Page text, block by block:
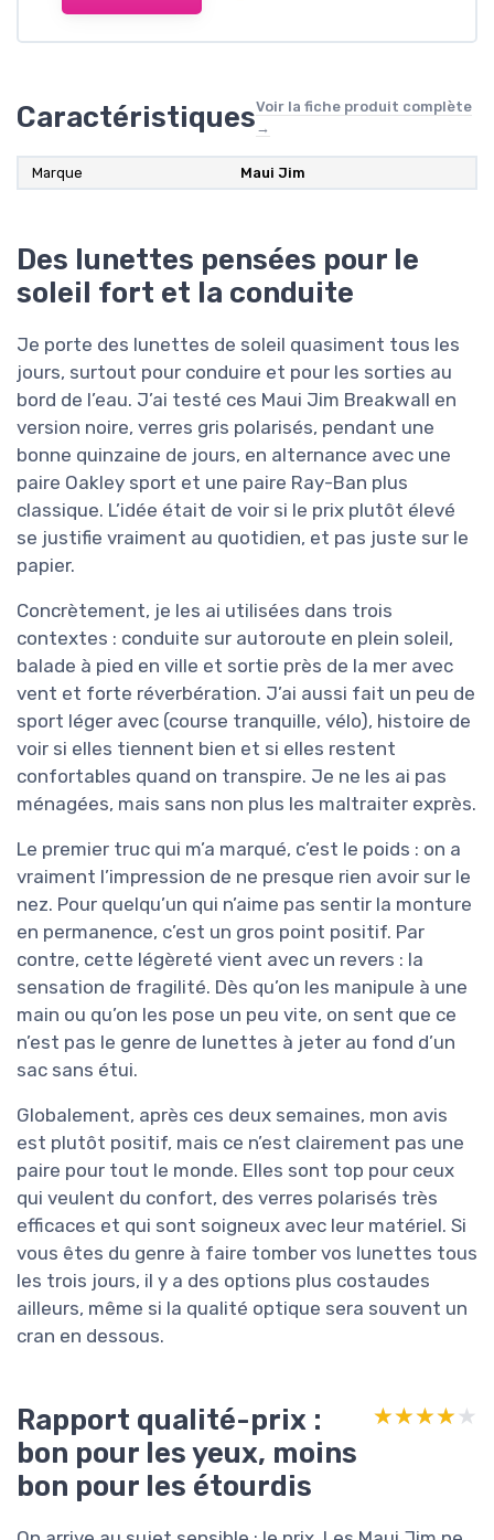
CaractéristiquesVoir la fiche produit complète
→
Marque Maui Jim
Des lunettes pensées pour le
soleil fort et la conduite
Je porte des lunettes de soleil quasiment tous les
jours, surtout pour conduire et pour les sorties au
bord de l’eau. J’ai testé ces Maui Jim Breakwall en
version noire, verres gris polarisés, pendant une
bonne quinzaine de jours, en alternance avec une
paire Oakley sport et une paire Ray-Ban plus
classique. L’idée était de voir si le prix plutôt élevé
se justifie vraiment au quotidien, et pas juste sur le
papier.
Concrètement, je les ai utilisées dans trois
contextes : conduite sur autoroute en plein soleil,
balade à pied en ville et sortie près de la mer avec
vent et forte réverbération. J’ai aussi fait un peu de
sport léger avec (course tranquille, vélo), histoire de
voir si elles tiennent bien et si elles restent
confortables quand on transpire. Je ne les ai pas
ménagées, mais sans non plus les maltraiter exprès.
Le premier truc qui m’a marqué, c’est le poids : on a
vraiment l’impression de ne presque rien avoir sur le
nez. Pour quelqu’un qui n’aime pas sentir la monture
en permanence, c’est un gros point positif. Par
contre, cette légèreté vient avec un revers : la
sensation de fragilité. Dès qu’on les manipule à une
main ou qu’on les pose un peu vite, on sent que ce
n’est pas le genre de lunettes à jeter au fond d’un
sac sans étui.
Globalement, après ces deux semaines, mon avis
est plutôt positif, mais ce n’est clairement pas une
paire pour tout le monde. Elles sont top pour ceux
qui veulent du confort, des verres polarisés très
efficaces et qui sont soigneux avec leur matériel. Si
vous êtes du genre à faire tomber vos lunettes tous
les trois jours, il y a des options plus costaudes
ailleurs, même si la qualité optique sera souvent un
cran en dessous.
Rapport qualité-prix :
bon pour les yeux, moins
bon pour les étourdis
★★★★★
★★★★★